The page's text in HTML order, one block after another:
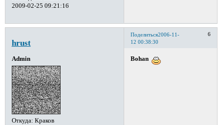
2009-02-25 09:21:16
Поделиться 6
2006-11-
12 00:38:30
hrust
Admin
Откуда: Краков
Bohan